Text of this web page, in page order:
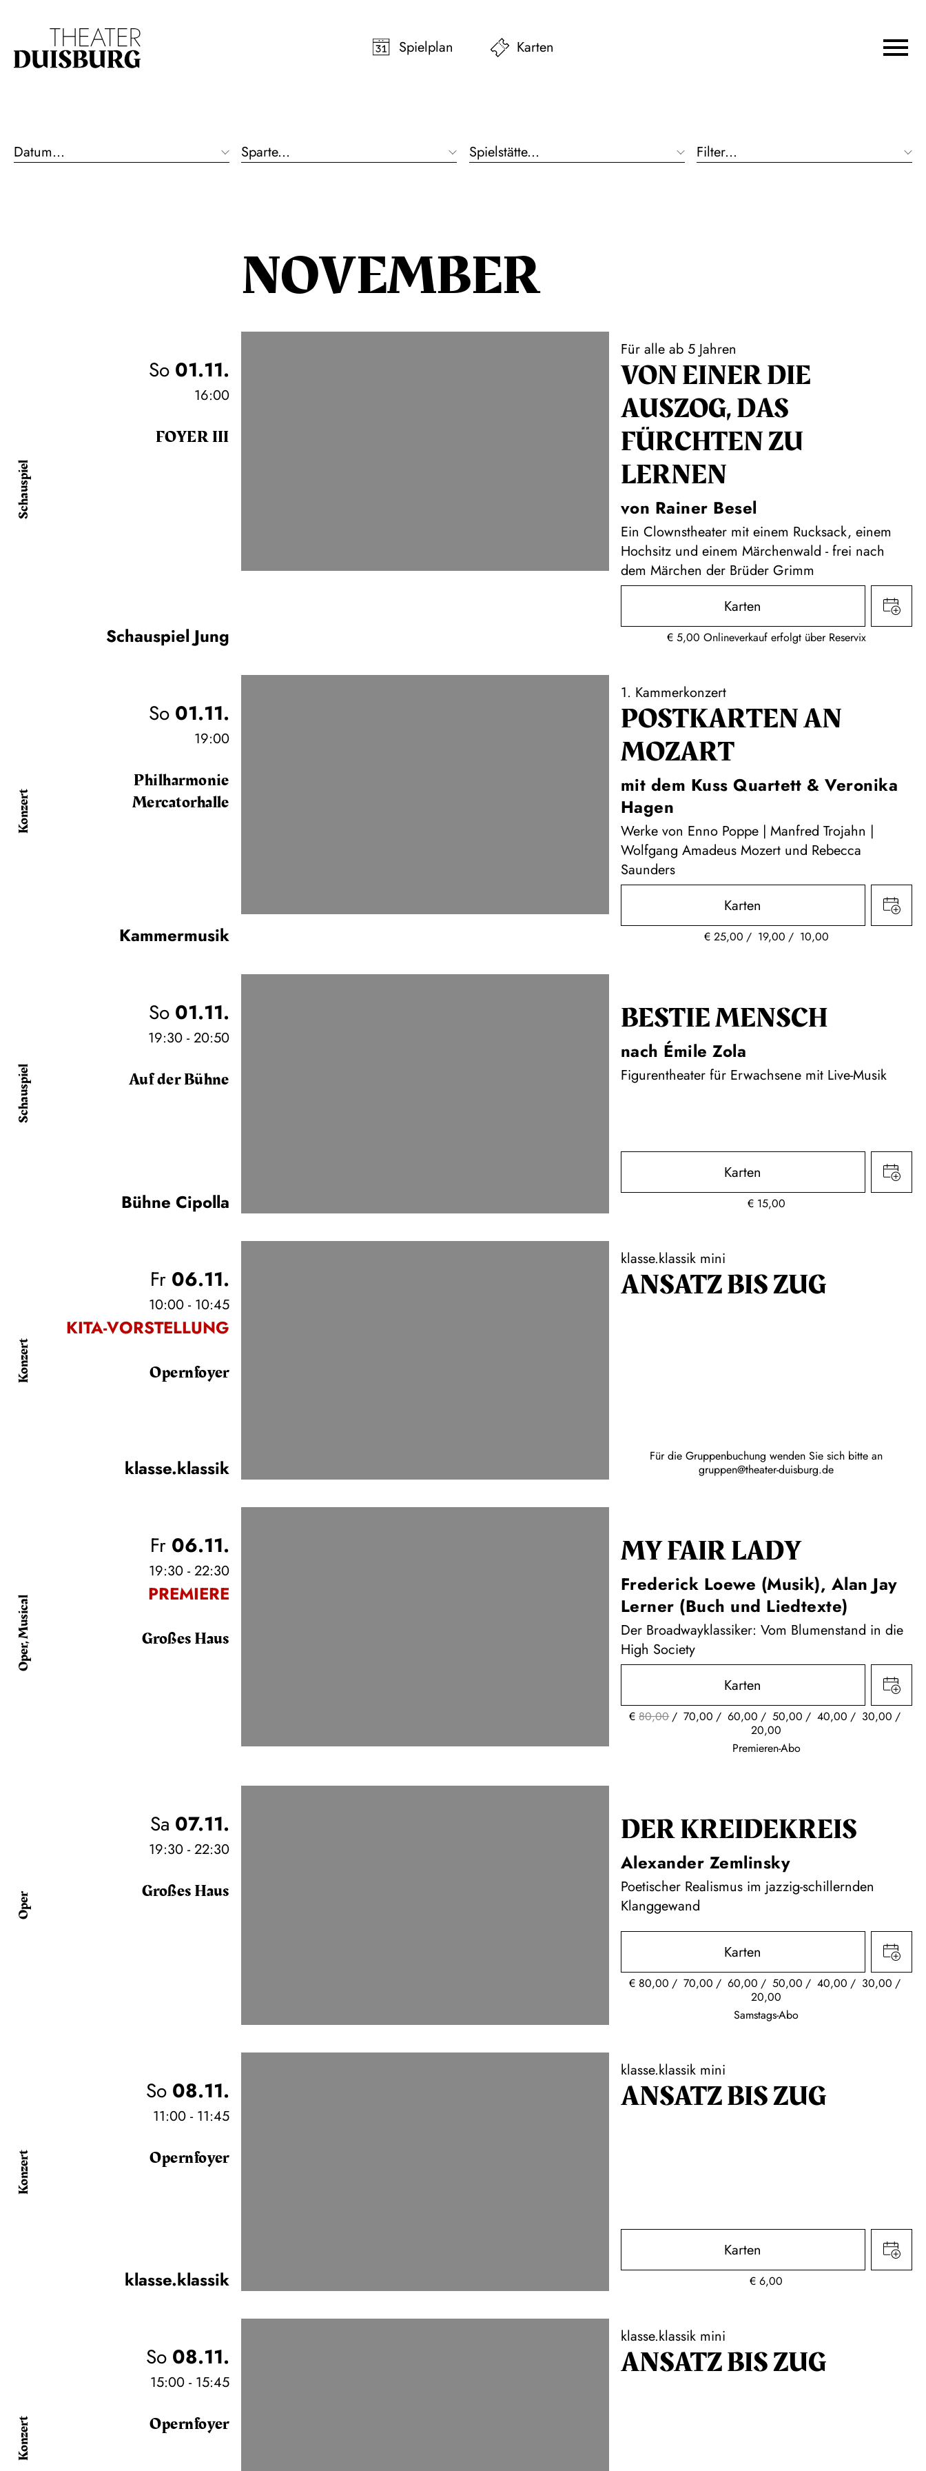
Spielplan
Karten
Datum... Sparte... Spielstätte... Filter...
NOVEMBER
Schauspiel
So 01.11.
16:00
FOYER III
Schauspiel Jung
Für alle ab 5 Jahren
VON EINER DIE
AUSZOG, DAS
FÜRCHTEN ZU
LERNEN
von Rainer Besel
Ein Clownstheater mit einem Rucksack, einem
Hochsitz und einem Märchenwald - frei nach
dem Märchen der Brüder Grimm
Karten
€ 5,00 Onlineverkauf erfolgt über Reservix
Konzert
So 01.11.
19:00
Philharmonie
Mercatorhalle
Kammermusik
1. Kammerkonzert
POSTKARTEN AN
MOZART
mit dem Kuss Quartett & Veronika
Hagen
Werke von Enno Poppe | Manfred Trojahn |
Wolfgang Amadeus Mozert und Rebecca
Saunders
Karten
€ 25,00 19,00 10,00
Schauspiel
So 01.11.
19:30 - 20:50
Auf der Bühne
Bühne Cipolla
BESTIE MENSCH
nach Émile Zola
Figurentheater für Erwachsene mit Live-Musik
Karten
€ 15,00
Konzert
Fr 06.11.
10:00 - 10:45
KITA-VORSTELLUNG
Opernfoyer
klasse.klassik
klasse.klassik mini
ANSATZ BIS ZUG
Für die Gruppenbuchung wenden Sie sich bitte an
gruppen@theater-duisburg.de
Oper, Musical
Fr 06.11.
19:30 - 22:30
PREMIERE
Großes Haus
MY FAIR LADY
Frederick Loewe (Musik), Alan Jay
Lerner (Buch und Liedtexte)
Der Broadwayklassiker: Vom Blumenstand in die
High Society
Karten
€80,00 70,00 60,00 50,00 40,00
30,00
20,00
Premieren-Abo
Oper
Sa 07.11.
19:30 - 22:30
Großes Haus
DER KREIDE­KREIS
Alexander Zemlinsky
Poetischer Realismus im jazzig-schillernden
Klanggewand
Karten
€ 80,00 70,00 60,00 50,00 40,00
30,00
20,00
Samstags-Abo
Konzert
So 08.11.
11:00 - 11:45
Opernfoyer
klasse.klassik
klasse.klassik mini
ANSATZ BIS ZUG
Karten
€6,00
Konzert
So 08.11.
15:00 - 15:45
Opernfoyer
klasse.klassik mini
ANSATZ BIS ZUG